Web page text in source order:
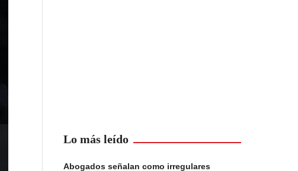
Lo más leído
Abogados señalan como irregulares